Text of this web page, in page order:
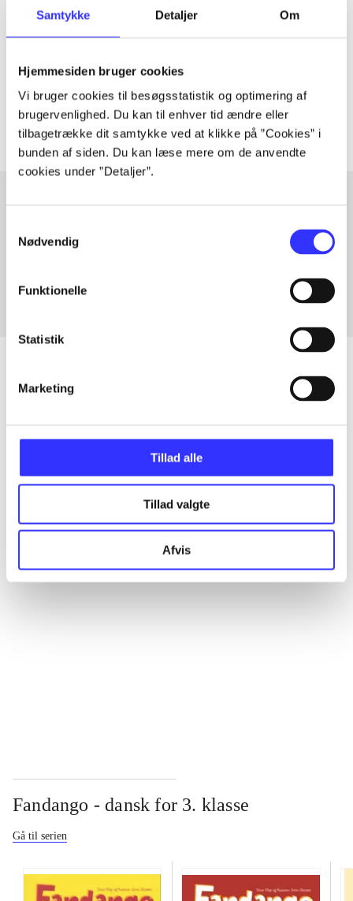
Samtykke Detaljer Om
Hjemmesiden bruger cookies
Vi bruger cookies til besøgsstatistik og optimering af
brugervenlighed. Du kan til enhver tid ændre eller
tilbagetrække dit samtykke ved at klikke på ”Cookies” i
bunden af siden. Du kan læse mere om de anvendte
cookies under ”Detaljer”.
Nødvendig
Funktionelle
Statistik
Marketing
Tillad alle
Tillad valgte
Afvis
Tidsskrift
Artiklerne ihandler ofte om
Artikler med samme emner
Alle registrerede artikler fordelt på udgivelser
...
...
...
Fandango - dansk for 3. klasse
Gå til serien